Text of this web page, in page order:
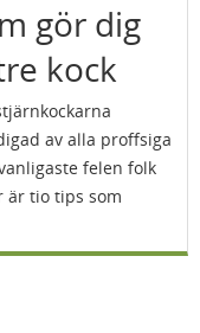
gör dig
kock
av alla proffsiga
felen folk
är tio tips som